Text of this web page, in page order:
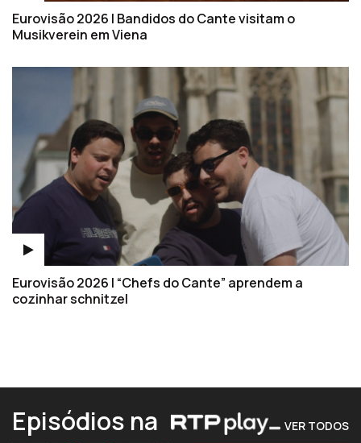
Eurovisão 2026 | Bandidos do Cante visitam o
Musikverein em Viena
Eurovisão 2026 | “Chefs do Cante” aprendem a
cozinhar schnitzel
Episódios na VER TODOS